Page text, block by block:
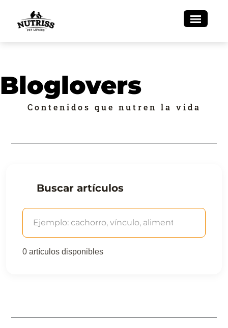
Bloglovers
Contenidos que nutren la vida
Buscar artículos
0 artículos disponibles